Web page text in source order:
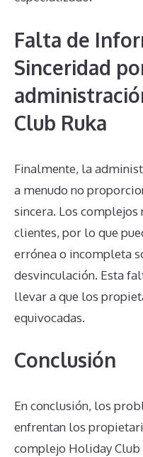
Falta de
Sinceridad
Club Ruka
Finalmente, la
a menudo no
sincera. Los complejos
clientes, por lo que
errónea o incompleta
desvinculación. Esta
llevar a que los
equivocadas.
Conclusión
En conclusión, los
enfrentan los
complejo Holiday Club